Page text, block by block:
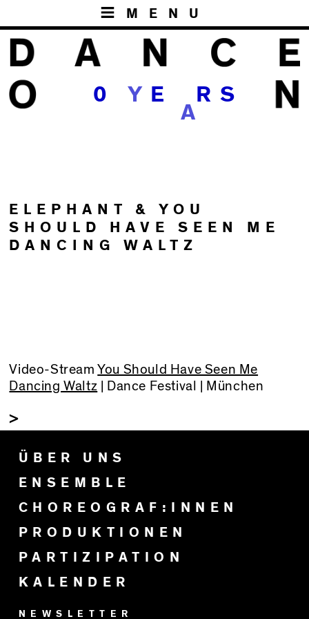
MENU
0 Y E
A
R S
ELEPHANT & YOU
SHOULD HAVE SEEN ME
DANCING WALTZ
Video-StreamYou Should Have Seen Me
Dancing Waltz | Dance Festival | München
>
ÜBER UNS
ENSEMBLE
CHOREOGRAF:INNEN
PRODUKTIONEN
PARTIZIPATION
KALENDER
NEWSLETTER